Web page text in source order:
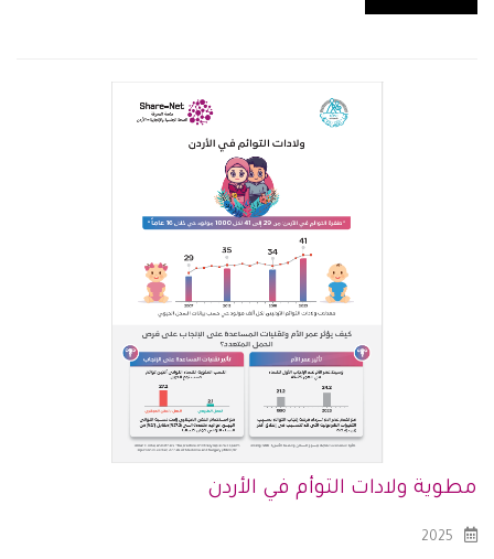
مطوية ولادات التوأم في الأردن
2025